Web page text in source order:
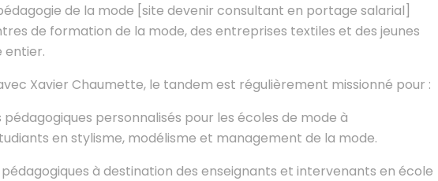
de la mode [site devenir consultant en portage salarial]
de formation de la mode, des entreprises textiles et des jeunes
entier.
Xavier Chaumette, le tandem est régulièrement missionné pour :
personnalisés pour les écoles de mode à
en stylisme, modélisme et management de la mode.
à destination des enseignants et intervenants en école